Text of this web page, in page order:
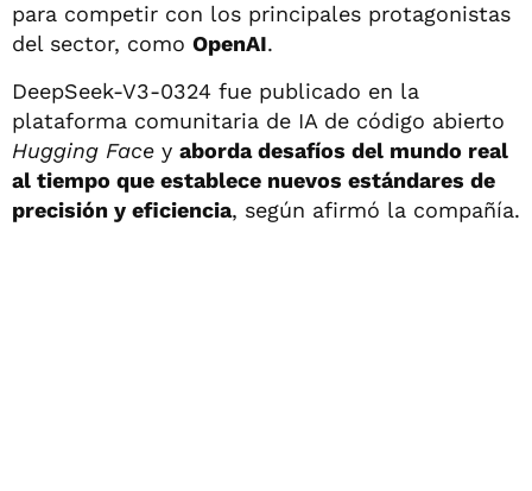
para competir con los principales protagonistas
del sector, como OpenAI.
DeepSeek-V3-0324 fue publicado en la
plataforma comunitaria de IA de código abierto
Hugging Face y aborda desafíos del mundo real
al tiempo que establece nuevos estándares de
precisión y eficiencia, según afirmó la compañía.